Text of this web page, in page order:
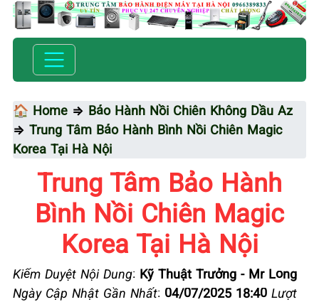
🏠 Home ⇒ Bảo Hành Nồi Chiên Không Dầu Az
⇒ Trung Tâm Bảo Hành Bình Nồi Chiên Magic
Korea Tại Hà Nội
Trung Tâm Bảo Hành
Bình Nồi Chiên Magic
Korea Tại Hà Nội
Kiểm Duyệt Nội Dung: Kỹ Thuật Trưởng - Mr Long
Ngày Cập Nhật Gần Nhất: 04/07/2025 18:40 Lượt